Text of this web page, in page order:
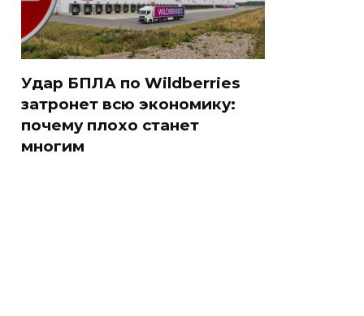
Удар БПЛА по Wildberries
затронет всю экономику:
почему плохо станет
многим